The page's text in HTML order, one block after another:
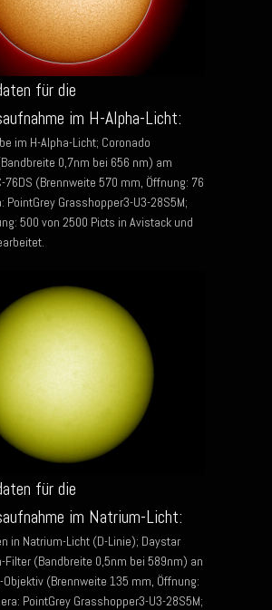
für die
im H-Alpha-Licht:
im H-Alpha-Licht; Coronado
0,7nm bei 656 nm) am
76DS (Brennweite 570 mm, Öffnung: 76
PointGrey Grasshopper3-U3-28S5M;
500 von 2500 Picts in Avistack und
für die
im Natrium-Licht:
in Natrium-Licht (D-Linie); Daystar
Filter (Bandbreite 0,5nm bei 589nm) an
(Brennweite 135 mm, Öffnung:
PointGrey Grasshopper3-U3-28S5M;